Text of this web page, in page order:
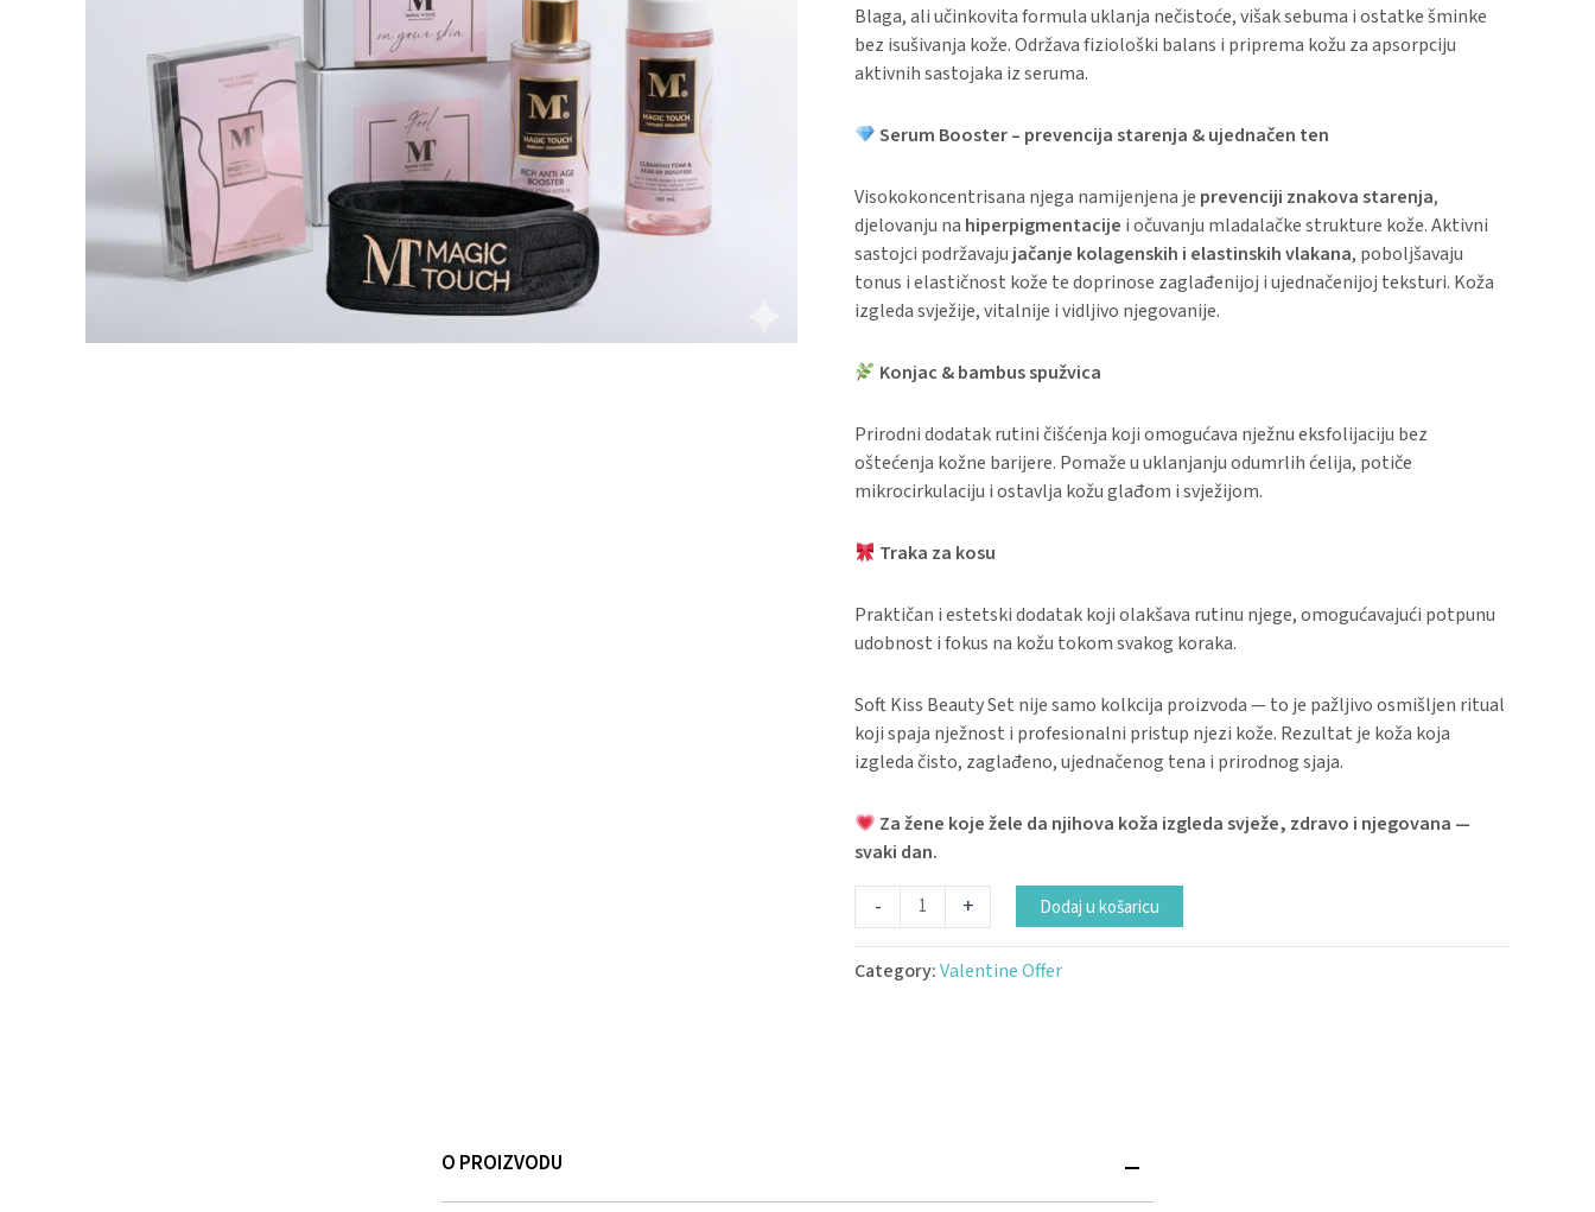
Blaga, ali učinkovita formula uklanja nečistoće, višak sebuma i ostatke šminke
bez isušivanja kože. Održava fiziološki balans i priprema kožu za apsorpciju
aktivnih sastojaka iz seruma.
Serum Booster – prevencija starenja & ujednačen ten
Visokokoncentrisana njega namijenjena je prevenciji znakova starenja,
djelovanju na hiperpigmentacije i očuvanju mladalačke strukture kože. Aktivni
sastojci podržavaju jačanje kolagenskih i elastinskih vlakana, poboljšavaju
tonus i elastičnost kože te doprinose zaglađenijoj i ujednačenijoj teksturi. Koža
izgleda svježije, vitalnije i vidljivo njegovanije.
Konjac & bambus spužvica
Prirodni dodatak rutini čišćenja koji omogućava nježnu eksfolijaciju bez
oštećenja kožne barijere. Pomaže u uklanjanju odumrlih ćelija, potiče
mikrocirkulaciju i ostavlja kožu glađom i svježijom.
Traka za kosu
Praktičan i estetski dodatak koji olakšava rutinu njege, omogućavajući potpunu
udobnost i fokus na kožu tokom svakog koraka.
Soft Kiss Beauty Set nije samo kolkcija proizvoda — to je pažljivo osmišljen ritual
koji spaja nježnost i profesionalni pristup njezi kože. Rezultat je koža koja
izgleda čisto, zaglađeno, ujednačenog tena i prirodnog sjaja.
Za žene koje žele da njihova koža izgleda svježe, zdravo i njegovana —
svaki dan.
- + Dodaj u košaricu
Category:Valentine Offer
O PROIZVODU